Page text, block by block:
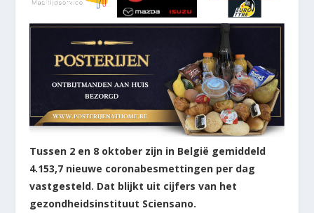
Tussen 2 en 8 oktober zijn in België gemiddeld
4.153,7 nieuwe coronabesmettingen per dag
vastgesteld. Dat blijkt uit cijfers van het
gezondheidsinstituut Sciensano.